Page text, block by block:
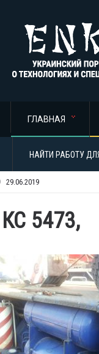
ГЛАВНАЯ
НАЙТИ РАБОТУ
29.06.2019
5473,